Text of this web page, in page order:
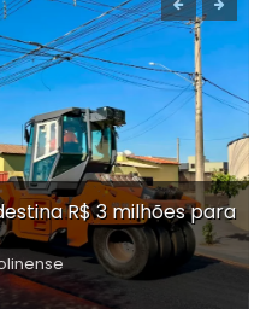
R$ 3 milhões para